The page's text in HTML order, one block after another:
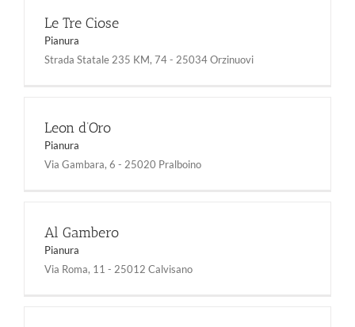
Le Tre Ciose
Pianura
Strada Statale 235 KM, 74 - 25034 Orzinuovi
Leon d’Oro
Pianura
Via Gambara, 6 - 25020 Pralboino
Al Gambero
Pianura
Via Roma, 11 - 25012 Calvisano